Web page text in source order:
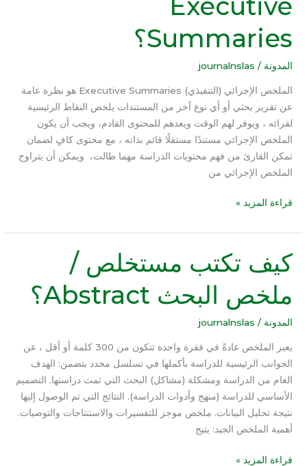
Summaries؟
المدونة /
journalnslas
الملخص الإجرائي (التنفيذي) Executive Summaries هو نظرة عامة
عن تقرير بحثي أو أي نوع آخر من المستندات يلخص النقاط الرئيسية
لقرائه ، ويوفر لهم الوقت ويعدهم للمحتوى القادم، ويجب أن يكون
الملخص الإجرائي مستندًا مستقلًا قائم بذاته ، مع محتوى كافٍ لضمان
تمكن القارئ من فهم محتويات الدراسة مهما طالت، ويمكن أن يتراوح
الملخص الإجرائي من
Executive
Summaries؟
قراءة المزيد »
كيف تكتب مستخلص /
ملخص البحث Abstract؟
المدونة /
journalnslas
يعبر الملخص عادةً في فقرة واحدة تتكون من 300 كلمة أو أقل ، عن
الجوانب الرئيسية للدراسة بأكملها في تسلسل محدد يتضمن: الهدف
العام من الدراسة ومشكلة (مشاكل) البحث التي تمت دراستها. التصميم
الأساسي للدراسة (منهج وأدوات الدراسة). النتائج التي تم الوصول إليها
نتيجة تحليل البيانات. ملخص موجز للتفسيرات والاستنتاجات والتوصيات.
أهمية الملخص الجيد: يتيح
كيف
تكتب
مستخلص
/
ملخص
Abstract؟
قراءة المزيد »